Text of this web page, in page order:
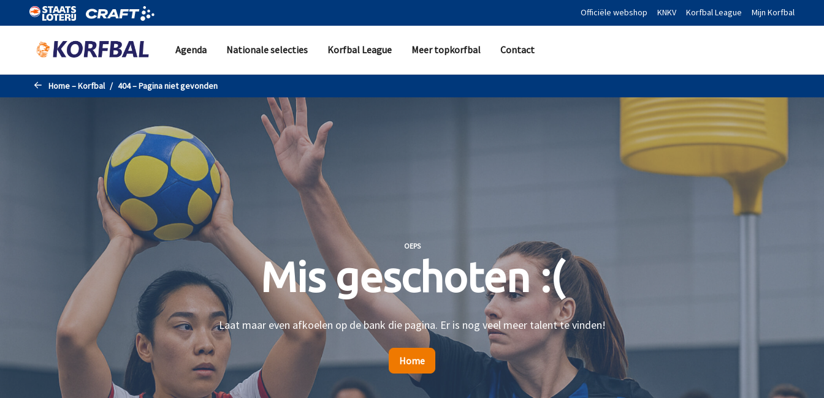
Naar de hoofdinhoud gaan Officiële webshop KNKV Korfbal League Mijn Korfbal
Agenda Nationale selecties Korfbal League Meer topkorfbal Contact
Home – Korfbal 404 – Pagina niet gevonden
OEPS
Mis geschoten :(
Laat maar even afkoelen op de bank die pagina. Er is nog veel meer talent te vinden!
Home